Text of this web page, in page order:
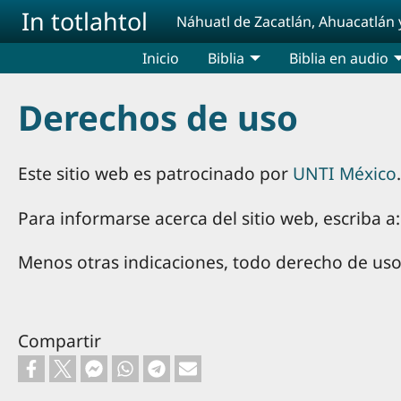
Pasar al contenido principal
In totlahtol Náhuatl de Zacatlán, Ahuacatlán
Inicio Biblia Biblia en audio
Derechos de uso
Este sitio web es patrocinado por UNTI México.
Para informarse acerca del sitio web, escriba
Menos otras indicaciones, todo derecho de
Compartir